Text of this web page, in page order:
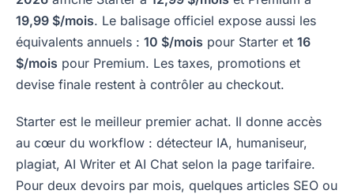
19,99 $/mois. Le balisage officiel expose aussi les
équivalents annuels : 10 $/mois pour Starter et 16
$/mois pour Premium. Les taxes, promotions et
devise finale restent à contrôler au checkout.
Starter est le meilleur premier achat. Il donne accès
au cœur du workflow : détecteur IA, humaniseur,
plagiat, AI Writer et AI Chat selon la page tarifaire.
Pour deux devoirs par mois, quelques articles SEO ou